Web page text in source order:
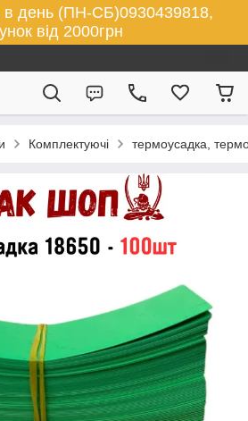
в день (ПН-СБ)0930439818,
від 2000грн
Комплектуючі термоусадка,